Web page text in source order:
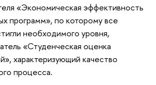
«Экономическая эффективность
программ», по которому все
необходимого уровня,
«Студенческая оценка
характеризующий качество
процесса.